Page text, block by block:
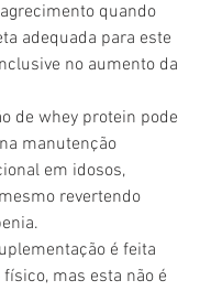
quando
adequada para este
no aumento da
de whey protein pode
manutenção
em idosos,
revertendo
é feita
mas esta não é